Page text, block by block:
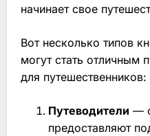
начинает свое
Вот несколько типов
могут стать отличным
для путешественников:
Путеводители —
предоставляют